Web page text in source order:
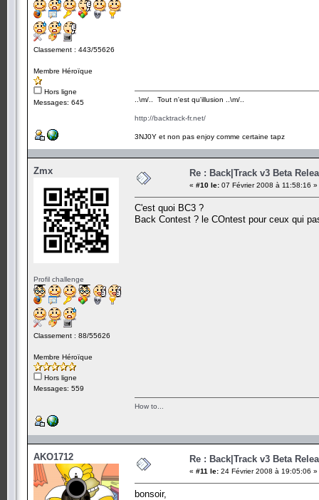
Classement : 443/55626
Membre Héroïque
Hors ligne
Messages: 645
..\m/.. Tout n'est qu'illusion ..\m/..
http://backtrack-fr.net/
3NJ0Y et non pas enjoy comme certaine tapz
Zmx
Profil challenge
Classement : 88/55626
Membre Héroïque
Hors ligne
Messages: 559
Re : Back|Track v3 Beta
« #10 le: 07 Février 2008 à 11:58:16 »
C'est quoi BC3 ?
Back Contest ? le COntest pour ceux qui
How to...
AKO1712 Re : Back|Track v3 Beta
« #11 le: 24 Février 2008 à 19:05:06 »
bonsoir,